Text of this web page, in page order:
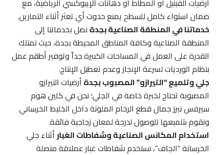
أرضيات الفينيل أو المطاط أو دهانات الإيبوكسي الرياضية، مع
ضمان استواء كامل للسطح يمنع حدوث أي تعثر أثناء التمارين.
خدماتنا في المنطقة الصناعية بجدةنصل بخدماتنا إلى
المنطقة الصناعية وكافة المناطق المحيطة بجدة، حيث نمتلك
القدرة على العمل في المساحات الكبيرة جداً وتوفير أطقم عمل
بنظام الورديات لسرعة الإنجاز وعدم تعطيل الإنتاج.
جلي وتلميع “التيرازو” المصبوب بجدةأرضيات التيرازو
المصبوبة تحتاج لخبرة خاصة في الجلي؛ نحن في كلين هوم
سيرفس نبرز جمال قطع الرخام الملونة داخل الخليط الخرساني
ونقوم بتلميعها للوصول لدرجة لمعان زجاجية فائقة.
استخدام المكانس الصناعية وشفاطات الغبارأثناء جلي
الخرسانة “الجاف”، نستخدم شفاطات غبار عملاقة متصلة